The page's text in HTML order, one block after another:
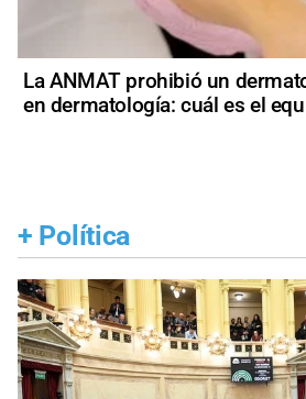
La ANMAT prohibió un
en dermatología: cuál es el
+ Política